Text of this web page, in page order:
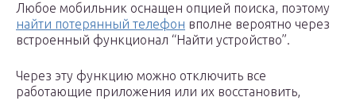
Любое мобильник оснащен опцией поиска, поэтому
найти потерянный телефон вполне вероятно через
встроенный функционал “Найти устройство”.
Через эту функцию можно отключить все
работающие приложения или их восстановить,